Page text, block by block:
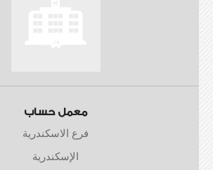
معمل حساب
فرع الاسكندرية
الإسكندرية